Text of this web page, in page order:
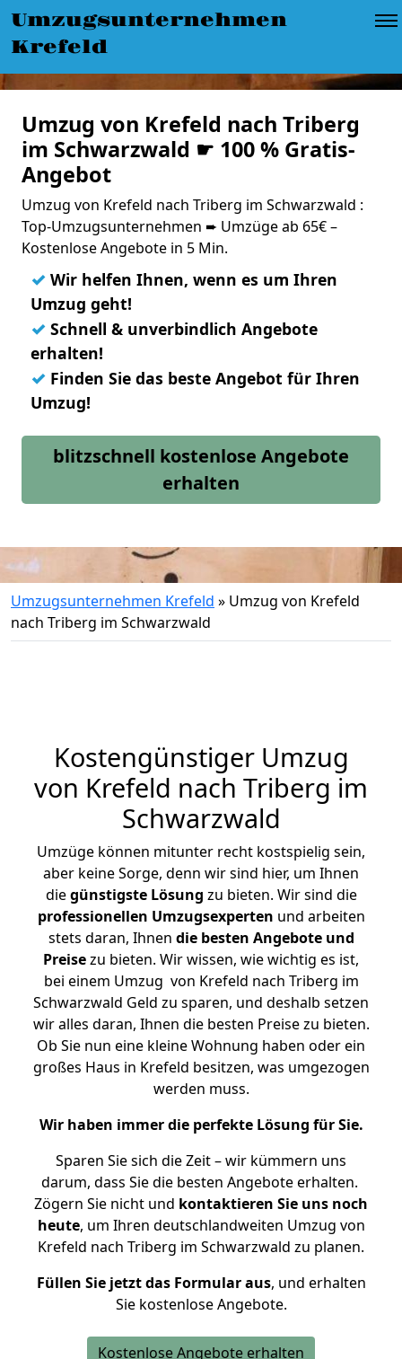
Umzugsunternehmen
Krefeld
Umzug von Krefeld nach Triberg
im Schwarzwald ☛ 100 % Gratis-
Angebot
Umzug von Krefeld nach Triberg im Schwarzwald :
Top-Umzugsunternehmen ➨ Umzüge ab 65€ –
Kostenlose Angebote in 5 Min.
✓ Wir helfen Ihnen, wenn es um Ihren
Umzug geht!
✓ Schnell & unverbindlich Angebote
erhalten!
✓ Finden Sie das beste Angebot für Ihren
Umzug!
blitzschnell kostenlose Angebote
erhalten
Umzugsunternehmen Krefeld » Umzug von Krefeld
nach Triberg im Schwarzwald
Kostengünstiger Umzug
von Krefeld nach Triberg im
Schwarzwald
Umzüge können mitunter recht kostspielig sein,
aber keine Sorge, denn wir sind hier, um Ihnen
diegünstigste Lösung zu bieten. Wir sind die
professionellen Umzugsexperten und arbeiten
stets daran, Ihnen die besten Angebote und
Preisezu bieten. Wir wissen, wie wichtig es ist,
bei einem Umzug von Krefeld nach Triberg im
Schwarzwald Geld zu sparen, und deshalb setzen
wir alles daran, Ihnen die besten Preise zu bieten.
Ob Sie nun eine kleine Wohnung haben oder ein
großes Haus in Krefeld besitzen, was umgezogen
werden muss.
Wir haben immer die perfekte Lösung für Sie.
Sparen Sie sich die Zeit – wir kümmern uns
darum, dass Sie die besten Angebote erhalten.
Zögern Sie nicht und kontaktieren Sie uns noch
heute, um Ihren deutschlandweiten Umzug von
Krefeld nach Triberg im Schwarzwald zu planen.
Füllen Sie jetzt das Formular aus, und erhalten
Sie kostenlose Angebote.
Kostenlose Angebote erhalten